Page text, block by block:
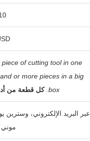
10
piece of cutting tool in one
or more pieces in a big
box. كل قطعة من
عبر البريد الإلكتروني، وسترين